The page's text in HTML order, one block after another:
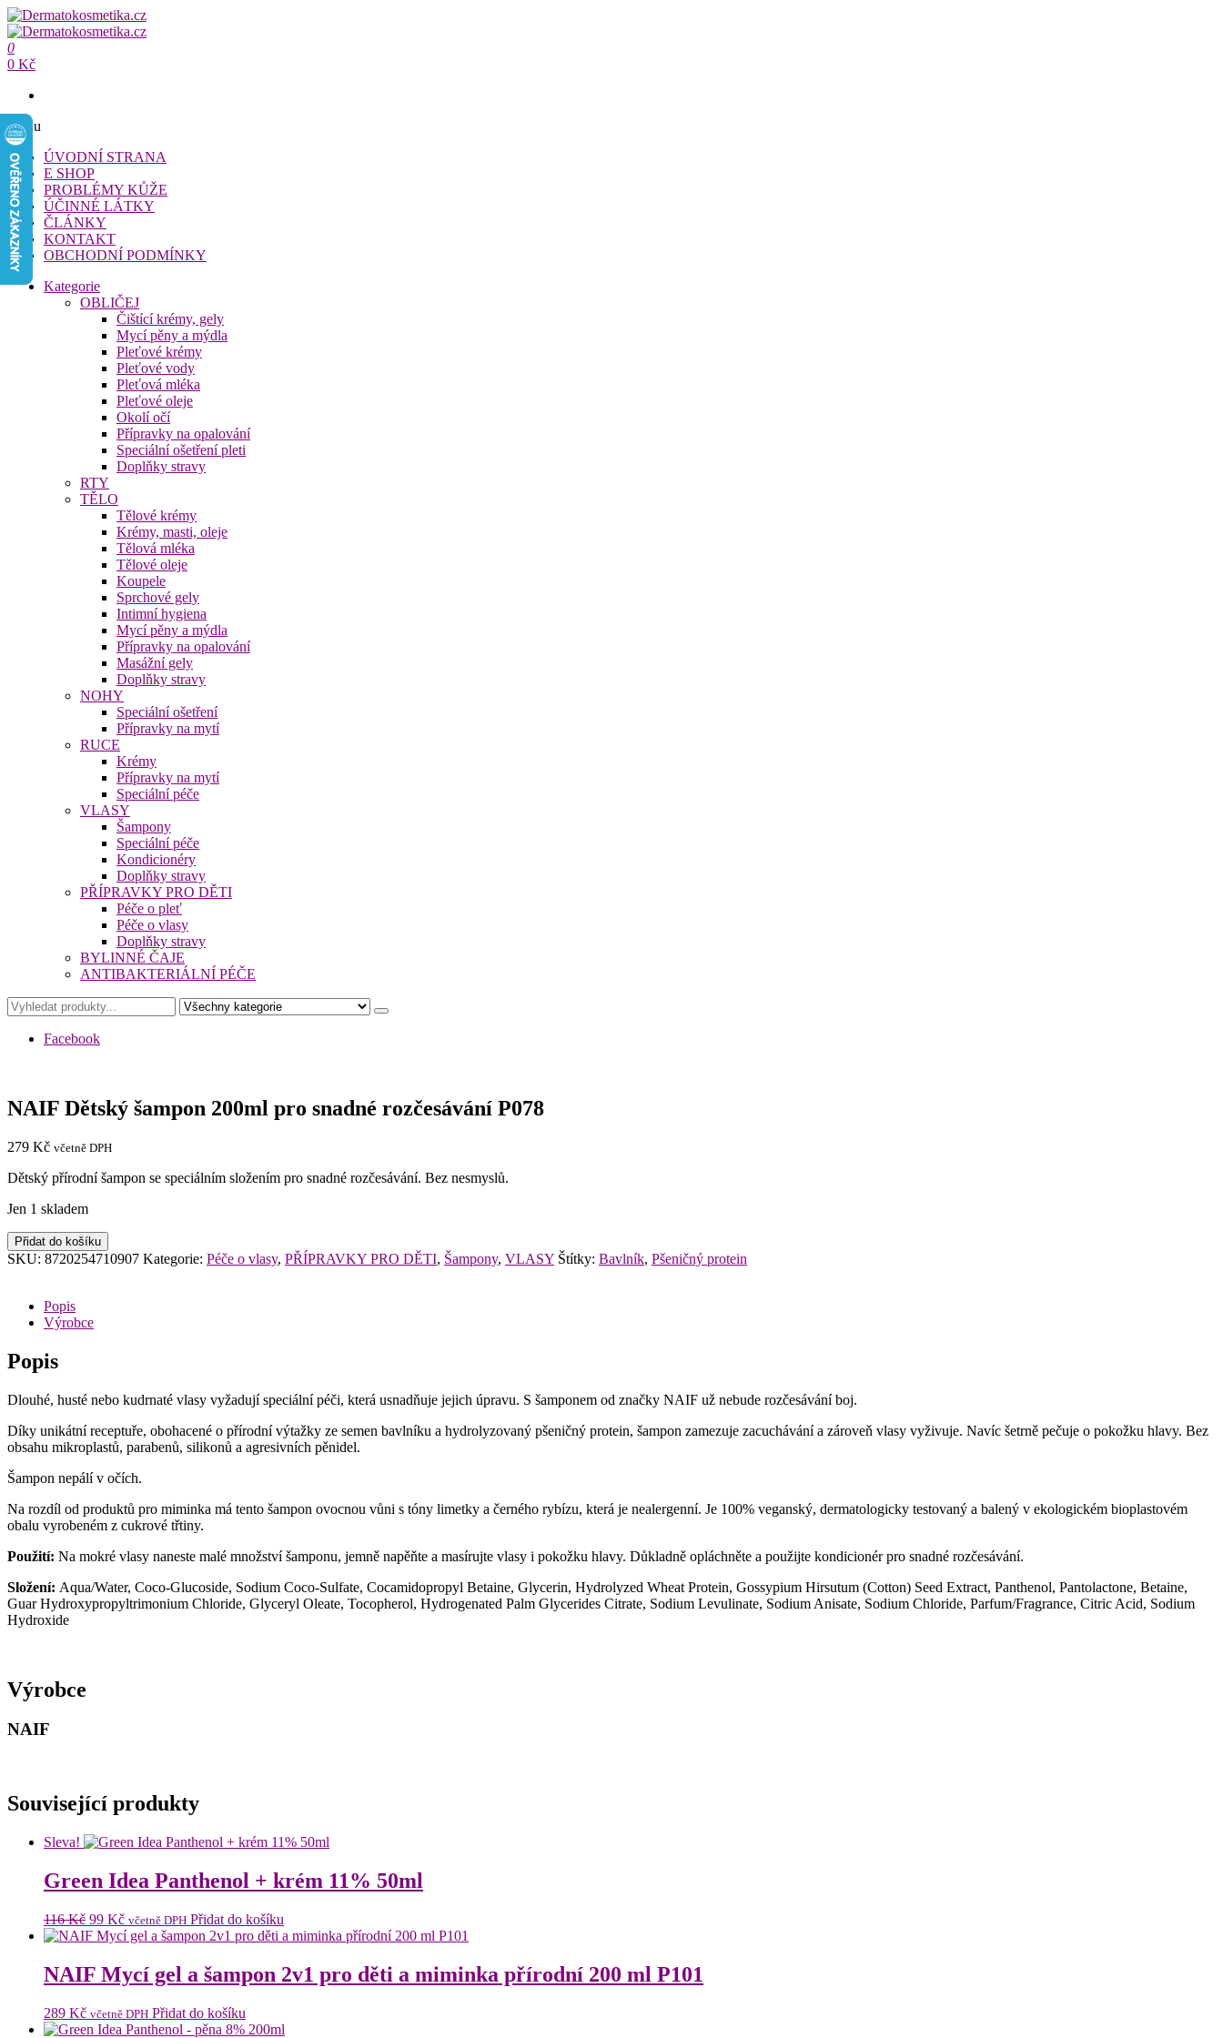
Přeskočit
na
obsah
Dermatokosmetika.cz
Dermatokosmetika.cz
0
0 Kč
Menu
ÚVODNÍ STRANA
E SHOP
PROBLÉMY KŮŽE
ÚČINNÉ LÁTKY
ČLÁNKY
KONTAKT
OBCHODNÍ PODMÍNKY
Kategorie
OBLIČEJ
Čištící krémy, gely
Mycí pěny a mýdla
Pleťové krémy
Pleťové vody
Pleťová mléka
Pleťové oleje
Okolí očí
Přípravky na opalování
Speciální ošetření pleti
Doplňky stravy
RTY
TĚLO
Tělové krémy
Krémy, masti, oleje
Tělová mléka
Tělové oleje
Koupele
Sprchové gely
Intimní hygiena
Mycí pěny a mýdla
Přípravky na opalování
Masážní gely
Doplňky stravy
NOHY
Speciální ošetření
Přípravky na mytí
RUCE
Krémy
Přípravky na mytí
Speciální péče
VLASY
Šampony
Speciální péče
Kondicionéry
Doplňky stravy
PŘÍPRAVKY PRO DĚTI
Péče o pleť
Péče o vlasy
Doplňky stravy
BYLINNÉ ČAJE
ANTIBAKTERIÁLNÍ PÉČE
Facebook
NAIF Dětský šampon 200ml pro snadné rozčesávání P078
279 Kč včetně DPH
Dětský přírodní šampon se speciálním složením pro snadné rozčesávání. Bez nesmyslů.
Jen 1 skladem
NAIF
Dětský
snadné
P078
množství
Přidat do košíku
SKU: 8720254710907 Kategorie: Péče o vlasy, PŘÍPRAVKY PRO DĚTI, Šampony, VLASY Štítky: Bavlník, Pšeničný protein
Popis
Výrobce
Popis
Dlouhé, husté nebo kudrnaté vlasy vyžadují speciální péči, která usnadňuje jejich úpravu. S šamponem od značky NAIF už nebude rozčesávání boj.
Díky unikátní receptuře, obohacené o přírodní výtažky ze semen bavlníku a hydrolyzovaný pšeničný protein, šampon zamezuje zacuchávání a zároveň vlasy vyživuje. Navíc šetrně pečuje o pokožku hlavy. Bez
obsahu mikroplastů, parabenů, silikonů a agresivních pěnidel.
Šampon nepálí v očích.
Na rozdíl od produktů pro miminka má tento šampon ovocnou vůni s tóny limetky a černého rybízu, která je nealergenní. Je 100% veganský, dermatologicky testovaný a balený v ekologickém bioplastovém
obalu vyrobeném z cukrové třtiny.
Použití: Na mokré vlasy naneste malé množství šamponu, jemně napěňte a masírujte vlasy i pokožku hlavy. Důkladně opláchněte a použijte kondicionér pro snadné rozčesávání.
Složení: Aqua/Water, Coco-Glucoside, Sodium Coco-Sulfate, Cocamidopropyl Betaine, Glycerin, Hydrolyzed Wheat Protein, Gossypium Hirsutum (Cotton) Seed Extract, Panthenol, Pantolactone, Betaine,
Guar Hydroxypropyltrimonium Chloride, Glyceryl Oleate, Tocopherol, Hydrogenated Palm Glycerides Citrate, Sodium Levulinate, Sodium Anisate, Sodium Chloride, Parfum/Fragrance, Citric Acid, Sodium
Hydroxide
Výrobce
NAIF
Související produkty
Sleva!
Green Idea Panthenol + krém 11% 50ml
116Kč Původní
cena
116 Kč.
99 KčAktuální
cena
99 Kč.
včetně DPH Přidat do košíku
NAIF Mycí gel a šampon 2v1 pro děti a miminka přírodní 200 ml P101
289 Kč včetně DPH Přidat do košíku